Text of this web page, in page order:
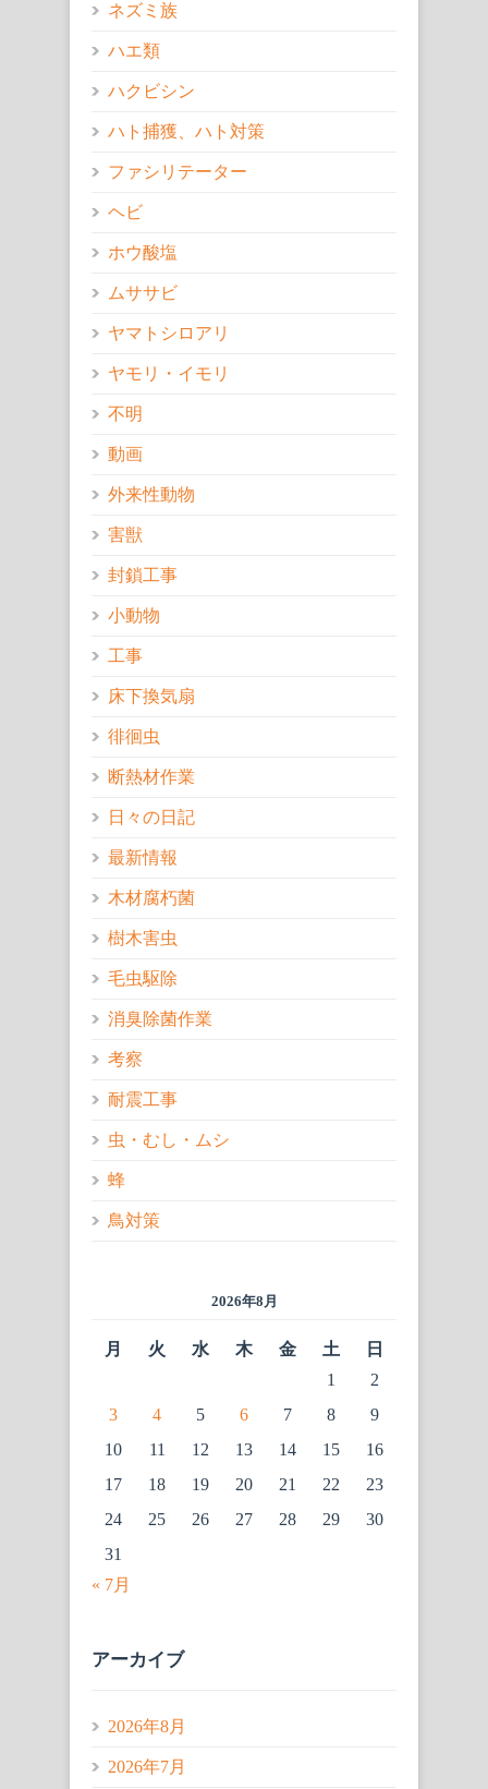
ネズミ族
ハエ類
ハクビシン
ハト捕獲、ハト対策
ファシリテーター
ヘビ
ホウ酸塩
ムササビ
ヤマトシロアリ
ヤモリ・イモリ
不明
動画
外来性動物
害獣
封鎖工事
小動物
工事
床下換気扇
徘徊虫
断熱材作業
日々の日記
最新情報
木材腐朽菌
樹木害虫
毛虫駆除
消臭除菌作業
考察
耐震工事
虫・むし・ムシ
蜂
鳥対策
2026年8月
月 火 水 木 金 土
日
1
2
3
4 5 6 7 8
9
10
11 12 13 14 15
16
17
18 19 20 21 22
23
24
25 26 27 28 29
30
31
« 7月
アーカイブ
2026年8月
2026年7月